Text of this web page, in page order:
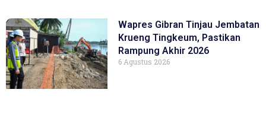
Wapres Gibran Tinjau Jembatan
Krueng Tingkeum, Pastikan
Rampung Akhir 2026
6 Agustus 2026